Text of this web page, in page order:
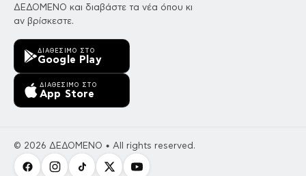
ΔΕΔΟΜΕΝΟ και διαβάστε τα νέα όπου κι
αν βρίσκεστε.
ΔΙΑΘΈΣΙΜΟ ΣΤΟ
Google Play
ΔΙΑΘΈΣΙΜΟ ΣΤΟ
App Store
© 2026 ΔΕΔΟΜΕΝΟ • All rights reserved.